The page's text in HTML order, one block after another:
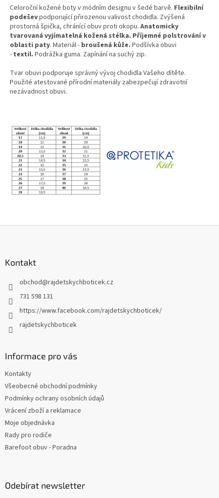
Celoroční kožené boty v módním designu v šedé barvě. Flexibilní
podeševpodporující přirozenou valivost chodidla. Zvýšená
prostorná špička, chránící obuv proti okopu. Anatomicky
tvarovaná vyjímatelná kožená stélka. Příjemné polstrování v
oblasti paty. Materiál - broušená kůže. Podšívka obuvi
- textil. Podrážka guma. Zapínání na suchý zip.
Tvar obuvi podporuje správný vývoj chodidla Vašeho dítěte.
Použité atestované přírodní materiály zabezpečují zdravotní
nezávadnost obuvi.
Kontakt
obchod@rajdetskychboticek.cz
731 598 131
https://www.facebook.com/rajdetskychboticek/
rajdetskychboticek
Informace pro vás
Kontakty
Všeobecné obchodní podmínky
Podmínky ochrany osobních údajů
Vrácení zboží a reklamace
Moje objednávka
Rady pro rodiče
Barefoot obuv - Poradna
Odebírat newsletter